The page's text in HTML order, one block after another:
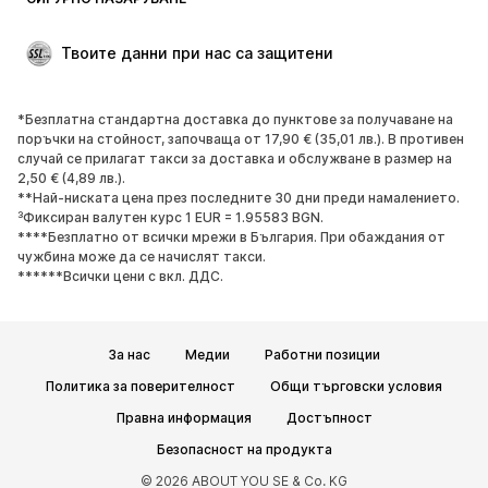
Специални Поводи
ОБУВКИ
НОВО
Популярно
Маратонки
Боти
Обувки с висок ток
Ботуши
Сандали
Ниски обувки
ЕКСКЛУЗИВНО
Видове спорт
Спортни чанти
Твоите данни при нас са защитени
*Безплатна стандартна доставка до пунктове за получаване на
поръчки на стойност, започваща от 17,90 € (35,01 лв.). В противен
случай се прилагат такси за доставка и обслужване в размер на
2,50 € (4,89 лв.).
**Най-ниската цена през последните 30 дни преди намалението.
³Фиксиран валутен курс 1 EUR = 1.95583 BGN.
****Безплатно от всички мрежи в България. При обаждания от
чужбина може да се начислят такси.
******Всички цени с вкл. ДДС.
За нас Медии
Работни позиции
Политика за поверителност
Общи търговски условия
Правна информация
Достъпност
Безопасност на продукта
© 2026 ABOUT YOU SE & Co. KG